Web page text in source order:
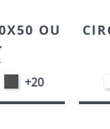
OU
EP72
-
GRAPHITE
+20